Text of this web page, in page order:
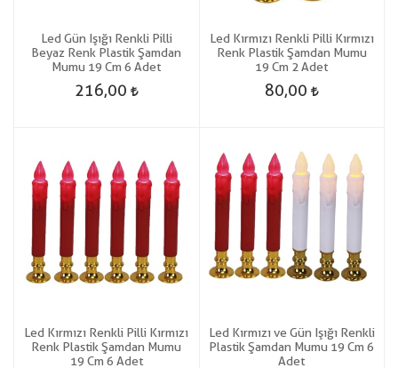
Led Gün Işığı Renkli Pilli
Beyaz Renk Plastik Şamdan
Mumu 19 Cm 6 Adet
216,00
Led Kırmızı Renkli Pilli Kırmızı
Renk Plastik Şamdan Mumu
19 Cm 2 Adet
80,00
Led Kırmızı Renkli Pilli Kırmızı
Renk Plastik Şamdan Mumu
19 Cm 6 Adet
Led Kırmızı ve Gün Işığı Renkli
Plastik Şamdan Mumu 19 Cm 6
Adet